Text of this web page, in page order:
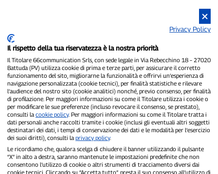
P300.it è una Testata Giornalistica indipendente
Registrazione numero 1/2021 del 1/2/2021 - Tribunale di Pavia
Proprietario ed editore:66communication Srls- P.IVA
02798890188
Direttore Responsabile:Alessandro Secchi- Vicedirettore:Federico
Benedusi
Privacy Policy-Cookie Policy
"Se è successo davvero, lo trovi su P300.it"
Privacy Policy
Il rispetto della tua riservatezza è la nostra priorità
Il Titolare 66communication Srls, con sede legale in Via Rebecchino 18 – 27020
Battuda (PV) utilizza cookie di prima e terze parti, per assicurare il corretto
funzionamento del sito, migliorarne la funzionalità e offrirvi un’esperienza di
navigazione personalizzata (cookie tecnici), per finalità statistiche e rilevare
l’audience del nostro sito (cookie analitici) nonché, previo consenso, per finalità
di profilazione. Per maggiori informazioni su come il Titolare utilizza i cookie o
per modificare le sue preferenze (incluso revocare il consenso, se prestato),
consulti la cookie policy. Per maggiori informazioni su come il Titolare tratta i
dati personali anche raccolti tramite i cookie (inclusi gli eventuali altri soggetti
destinatari dei dati, i tempi di conservazione dei dati e le modalità per l’esercizio
dei suoi diritti), consulti la privacy policy.
Le ricordiamo che, qualora scelga di chiudere il banner utilizzando il pulsante
“X” in alto a destra, saranno mantenute le impostazioni predefinite che non
consentono l’utilizzo di cookie o altri strumenti di tracciamento diversi dai
cookie tecnici. Cliccando su “Accetta tutto”, presta il suo consenso all’utilizzo di